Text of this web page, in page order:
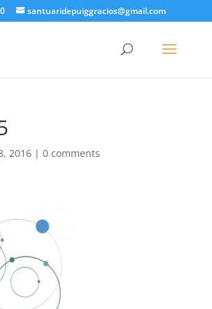
santuaridepuiggracios@gmail.com
2016| 0 comments